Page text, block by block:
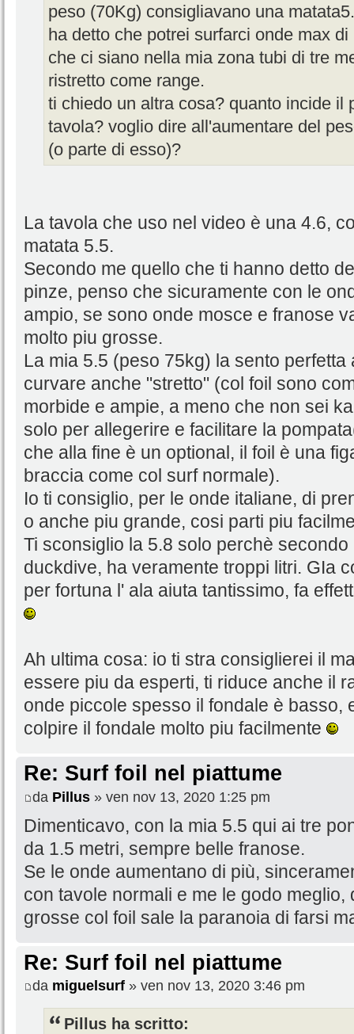
peso (70Kg) consigliavano una
ha detto che potrei surfarci onde max
che ci siano nella mia zona tubi di tre
ristretto come range.
ti chiedo un altra cosa? quanto incide il
tavola? voglio dire all'aumentare del
(o parte di esso)?
La tavola che uso nel video è una 4.6,
matata 5.5.
Secondo me quello che ti hanno detto
pinze, penso che sicuramente con le
ampio, se sono onde mosce e franose
molto piu grosse.
La mia 5.5 (peso 75kg) la sento
curvare anche "stretto" (col foil sono
morbide e ampie, a meno che non sei
solo per allegerire e facilitare la
che alla fine è un optional, il foil è una
braccia come col surf normale).
Io ti consiglio, per le onde italiane, di
o anche piu grande, cosi parti piu
Ti sconsiglio la 5.8 solo perchè
duckdive, ha veramente troppi litri. GIa
per fortuna l' ala aiuta tantissimo, fa
Ah ultima cosa: io ti stra consiglierei il
essere piu da esperti, ti riduce anche il
onde piccole spesso il fondale è basso,
colpire il fondale molto piu facilmente
Re: Surf foil nel piattume
da Pillus » ven nov 13, 2020 1:25 pm
Dimenticavo, con la mia 5.5 qui ai tre
da 1.5 metri, sempre belle franose.
Se le onde aumentano di più,
con tavole normali e me le godo
grosse col foil sale la paranoia di farsi
Re: Surf foil nel piattume
da miguelsurf » ven nov 13, 2020 3:46 pm
Pillus ha scritto: